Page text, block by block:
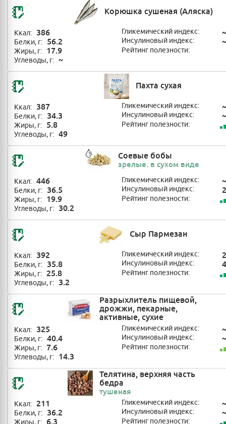
Корюшка сушеная (Аляска)
Ккал: 386
Белки, г: 56.2
Жиры, г: 17.9
Углеводы, г: ~
Гликемический индекс: ~
Инсулиновый индекс: ~
Рейтинг полезности:
Пахта сухая
Ккал: 387
Белки, г: 34.3
Жиры, г: 5.8
Углеводы, г: 49
Гликемический индекс: ~
Инсулиновый индекс: ~
Рейтинг полезности:
Соевые бобы
зрелые. в сухом виде
Ккал: 446
Белки, г: 36.5
Жиры, г: 19.9
Углеводы, г: 30.2
Гликемический индекс: ~
Инсулиновый индекс:
Рейтинг полезности:
Сыр Пармезан
Ккал: 392
Белки, г: 35.8
Жиры, г: 25.8
Углеводы, г: 3.2
Гликемический индекс:
Инсулиновый индекс:
Рейтинг полезности:
Разрыхлитель пищевой,
дрожжи, пекарные,
активные, сухие
Ккал: 325
Белки, г: 40.4
Жиры, г: 7.6
Углеводы, г: 14.3
Гликемический индекс: ~
Инсулиновый индекс: ~
Рейтинг полезности:
Телятина, верхняя часть
бедра
тушеная
Ккал: 211
Белки, г: 36.2
Жиры, г: 6.3
Гликемический индекс: ~
Инсулиновый индекс: ~
Рейтинг полезности: